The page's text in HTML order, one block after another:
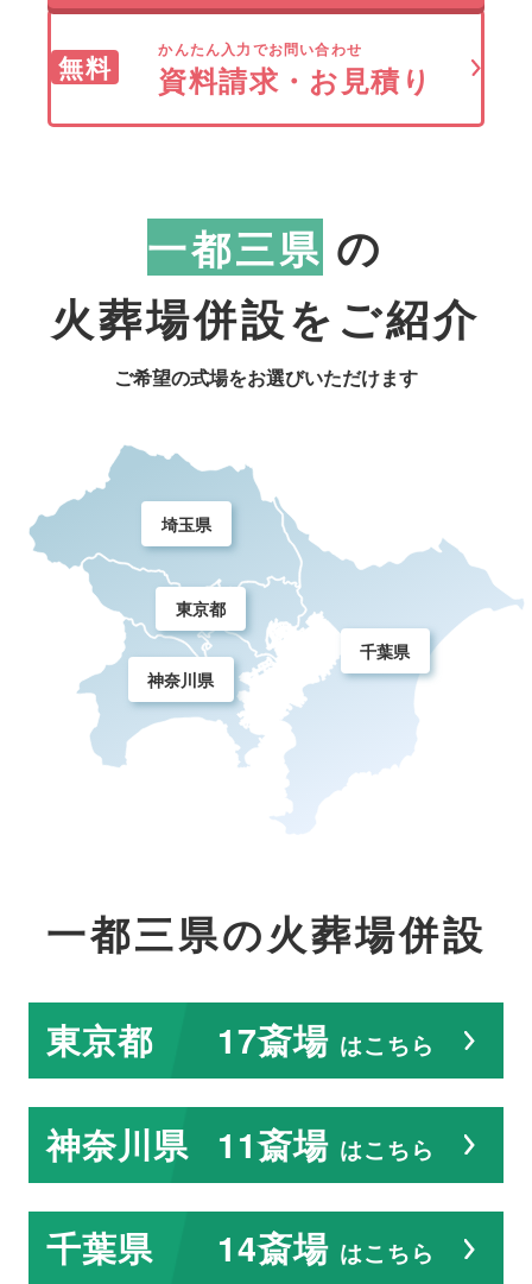
無料
かんたん入力でお問い合わせ
資料請求・お見積り
一都三県 の
火葬場併設をご紹介
ご希望の式場をお選びいただけます
東京都
神奈川県
千葉県
埼玉県
一都三県の火葬場併設
東京都 17斎場 はこちら
神奈川県 11斎場 はこちら
千葉県 14斎場 はこちら